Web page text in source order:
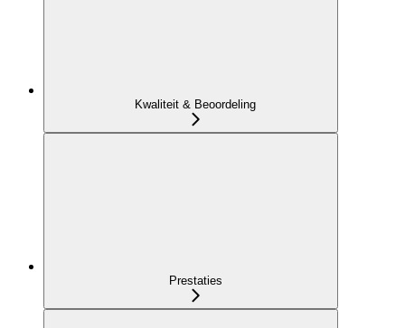
Kwaliteit & Beoordeling
Prestaties